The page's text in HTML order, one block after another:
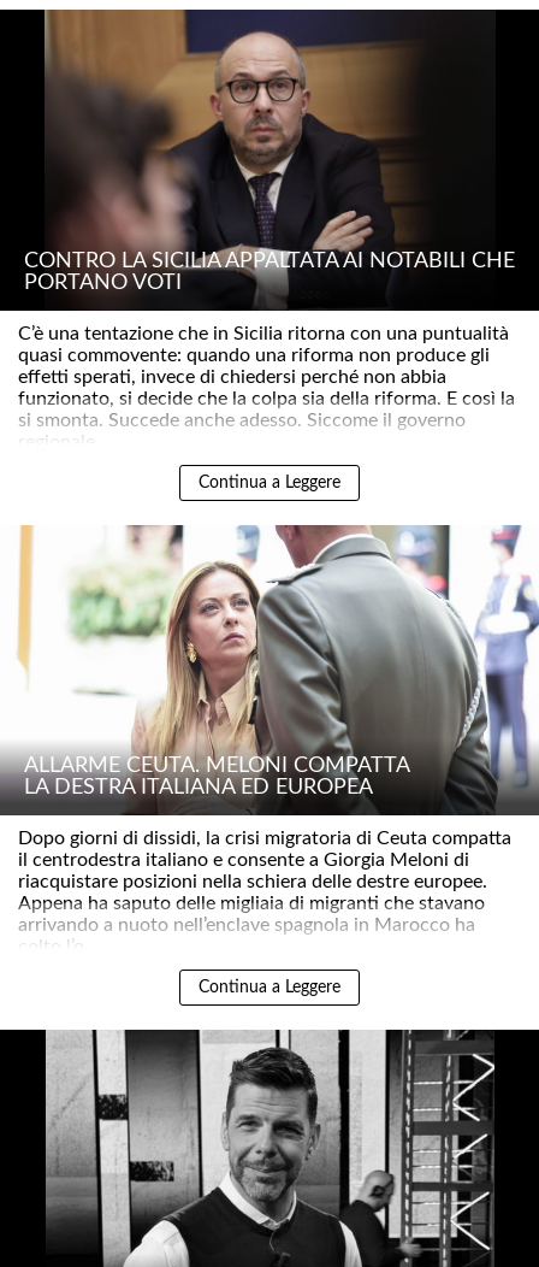
CONTRO LA SICILIA APPALTATA AI NOTABILI CHE
PORTANO VOTI
C’è una tentazione che in Sicilia ritorna con una puntualità
quasi commovente: quando una riforma non produce gli
effetti sperati, invece di chiedersi perché non abbia
funzionato, si decide che la colpa sia della riforma. E così la
si smonta. Succede anche adesso. Siccome il governo
regionale ..
Continua a Leggere
ALLARME CEUTA. MELONI COMPATTA
LA DESTRA ITALIANA ED EUROPEA
Dopo giorni di dissidi, la crisi migratoria di Ceuta compatta
il centrodestra italiano e consente a Giorgia Meloni di
riacquistare posizioni nella schiera delle destre europee.
Appena ha saputo delle migliaia di migranti che stavano
arrivando a nuoto nell’enclave spagnola in Marocco ha
colto l’o..
Continua a Leggere